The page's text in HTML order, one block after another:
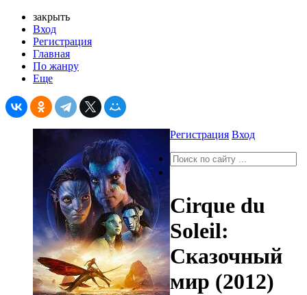
закрыть
Вход
Регистрация
Главная
По жанру
Еще
Регистрация Вход
Cirque du
Soleil:
Сказочный
мир (2012)